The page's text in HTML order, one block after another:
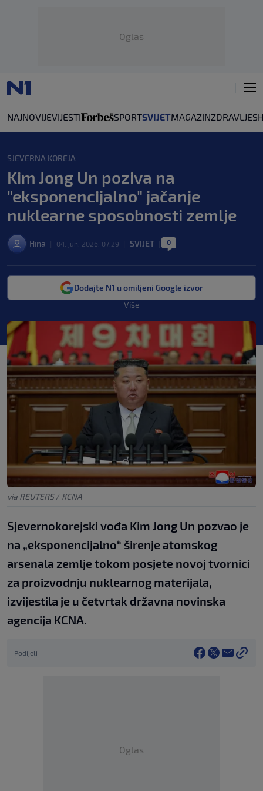
Oglas
NAJNOVIJEVIJESTI SPORTSVIJETMAGAZINZDRAVLJE
SJEVERNA KOREJA
Kim Jong Un poziva na
"eksponencijalno" jačanje
nuklearne sposobnosti zemlje
Hina 04. jun. 2026. 07:29 SVIJET 0
Dodajte N1 u omiljeni Google izvor
Više
via REUTERS / KCNA
Sjevernokorejski vođa Kim Jong Un pozvao je
na „eksponencijalno“ širenje atomskog
arsenala zemlje tokom posjete novoj tvornici
za proizvodnju nuklearnog materijala,
izvijestila je u četvrtak državna novinska
agencija KCNA.
Podijeli
Oglas